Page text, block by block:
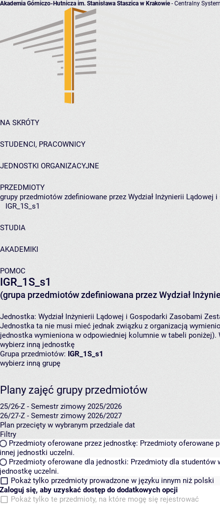
Akademia Górniczo-Hutnicza im. Stanisława Staszica w Krakowie- Centralny
NA SKRÓTY
STUDENCI, PRACOWNICY
JEDNOSTKI ORGANIZACYJNE
PRZEDMIOTY
grupy przedmiotów zdefiniowane przez Wydział Inżynierii Lądowej
IGR_1S_s1
STUDIA
AKADEMIKI
POMOC
IGR_1S_s1
(grupa przedmiotów zdefiniowana przez Wydział
Jednostka: Wydział Inżynierii Lądowej i Gospodarki Zasobami
Jednostka ta nie musi mieć jednak związku z organizacją
jednostka wymieniona w odpowiedniej kolumnie w tabeli
wybierz inną jednostkę
Grupa przedmiotów: IGR_1S_s1
wybierz inną grupę
Plany zajęć grupy przedmiotów
25/26-Z - Semestr zimowy 2025/2026
26/27-Z - Semestr zimowy 2026/2027
Plan przecięty w wybranym przedziale dat
Filtry
Przedmioty oferowane przez jednostkę: Przedmioty oferowane
innej jednostki uczelni.
Przedmioty oferowane dla jednostki: Przedmioty dla studentów
jednostkę uczelni.
Pokaż tylko przedmioty prowadzone w języku innym niż polski
Zaloguj się, aby uzyskać dostęp do dodatkowych opcji
Pokaż tylko te przedmioty, na które mogę się rejestrować